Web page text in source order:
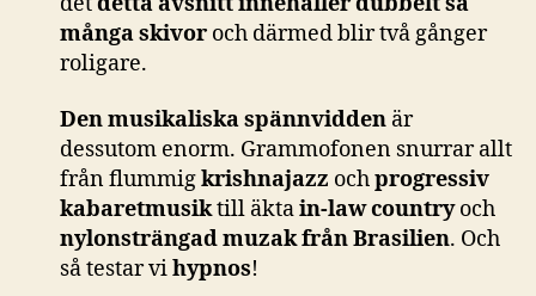
många skivor och därmed blir två gånger
roligare.
Den musikaliska spännvidden är
dessutom enorm. Grammofonen snurrar allt
från flummigkrishnajazz ochprogressiv
kabaretmusiktill äktain-law countryoch
nylonsträngad muzak från Brasilien. Och
så testar vihypnos!